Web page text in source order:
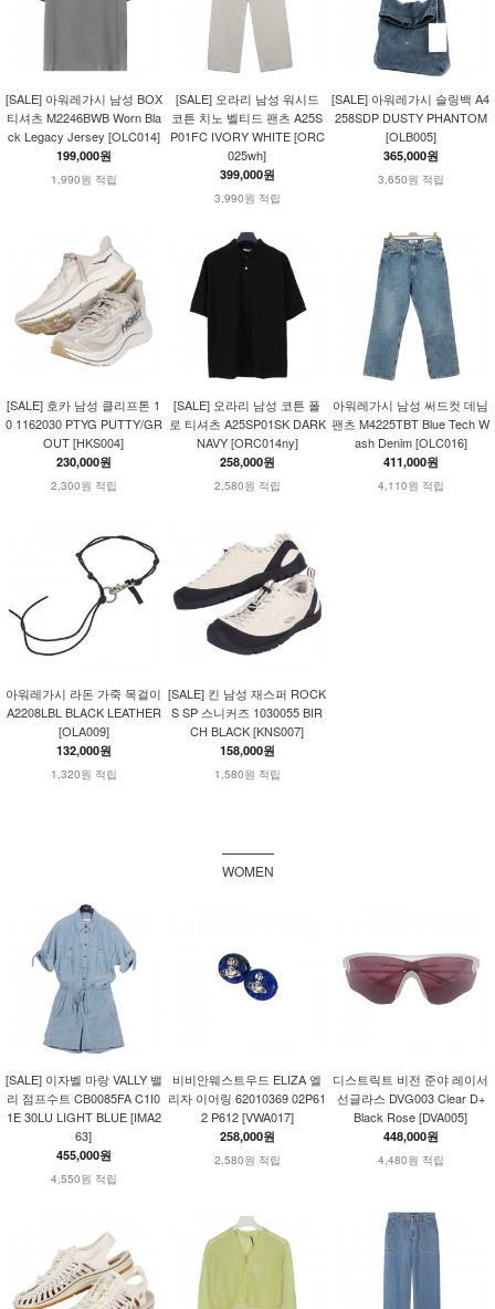
[SALE] 아워레가시 남성 BOX
티셔츠 M2246BWB Worn Bla
ck Legacy Jersey [OLC014]
199,000원
1,990원 적립
[SALE] 오라리 남성 워시드
코튼 치노 벨티드 팬츠 A25S
P01FC IVORY WHITE [ORC
025wh]
399,000원
3,990원 적립
[SALE] 아워레가시 슬링백 A4
258SDP DUSTY PHANTOM
[OLB005]
365,000원
3,650원 적립
[SALE] 호카 남성 클리프톤 1
0 1162030 PTYG PUTTY/GR
OUT [HKS004]
230,000원
2,300원 적립
[SALE] 오라리 남성 코튼 폴
로 티셔츠 A25SP01SK DARK
NAVY [ORC014ny]
258,000원
2,580원 적립
아워레가시 남성 써드컷 데님
팬츠 M4225TBT Blue Tech W
ash Denim [OLC016]
411,000원
4,110원 적립
아워레가시 라돈 가죽 목걸이
A2208LBL BLACK LEATHER
[OLA009]
132,000원
1,320원 적립
[SALE] 킨 남성 재스퍼 ROCK
S SP 스니커즈 1030055 BIR
CH BLACK [KNS007]
158,000원
1,580원 적립
WOMEN
[SALE] 이자벨 마랑 VALLY 밸
리 점프수트 CB0085FA C1I0
1E 30LU LIGHT BLUE [IMA2
63]
455,000원
4,550원 적립
비비안웨스트우드 ELIZA 엘
리자 이어링 62010369 02P61
2 P612 [VWA017]
258,000원
2,580원 적립
디스트릭트 비전 준야 레이서
선글라스 DVG003 Clear D+
Black Rose [DVA005]
448,000원
4,480원 적립